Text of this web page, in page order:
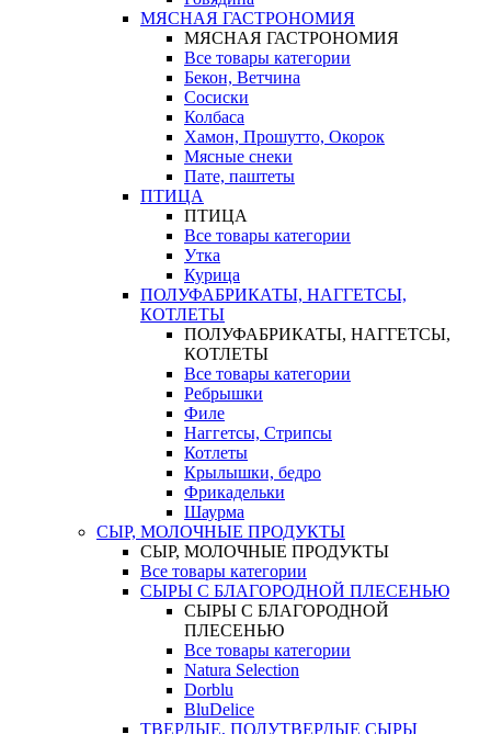
МЯСНАЯ ГАСТРОНОМИЯ
МЯСНАЯ ГАСТРОНОМИЯ
Все товары категории
Бекон, Ветчина
Сосиски
Колбаса
Хамон, Прошутто, Окорок
Мясные снеки
Пате, паштеты
ПТИЦА
ПТИЦА
Все товары категории
Утка
Курица
ПОЛУФАБРИКАТЫ, НАГГЕТСЫ,
КОТЛЕТЫ
ПОЛУФАБРИКАТЫ, НАГГЕТСЫ,
КОТЛЕТЫ
Все товары категории
Ребрышки
Филе
Наггетсы, Стрипсы
Котлеты
Крылышки, бедро
Фрикадельки
Шаурма
СЫР, МОЛОЧНЫЕ ПРОДУКТЫ
СЫР, МОЛОЧНЫЕ ПРОДУКТЫ
Все товары категории
СЫРЫ С БЛАГОРОДНОЙ ПЛЕСЕНЬЮ
СЫРЫ С БЛАГОРОДНОЙ
ПЛЕСЕНЬЮ
Все товары категории
Natura Selection
Dorblu
BluDelice
ТВЕРДЫЕ, ПОЛУТВЕРДЫЕ СЫРЫ